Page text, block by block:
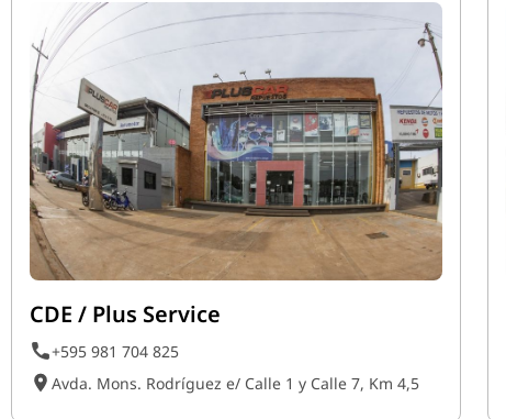
CDE / Plus Service
+595 981 704 825
Avda. Mons. Rodríguez e/ Calle 1 y Calle 7, Km 4,5